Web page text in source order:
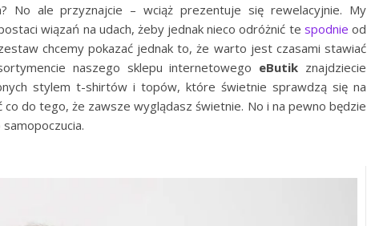
No ale przyznajcie – wciąż prezentuje się rewelacyjnie. My
wiązań na udach, żeby jednak nieco odróżnić te spodnie od
chcemy pokazać jednak to, że warto jest czasami stawiać
naszego sklepu internetowego eButik znajdziecie
stylem t-shirtów i topów, które świetnie sprawdzą się na
do tego, że zawsze wyglądasz świetnie. No i na pewno będzie